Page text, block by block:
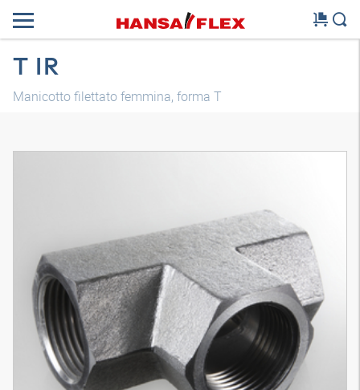
T IR
Manicotto filettato femmina, forma T
Modello 3D